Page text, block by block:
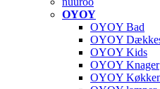
OYOY
OYOY Bad
OYOY
OYOY Kids
OYOY Knager
OYOY